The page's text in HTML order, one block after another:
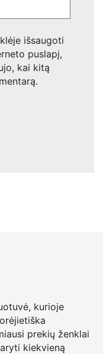
išsaugoti
puslapį,
kai kitą
kurioje
prekių ženklai
kiekvieną